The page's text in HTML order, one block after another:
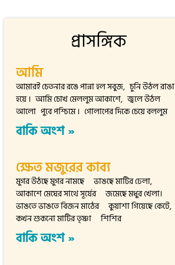
প্রাসঙ্গিক
আমি
আমারই চেতনার রঙে পান্না হল সবুজ, চুনি উঠল রাঙা
হয়ে । আমি চোখ মেললুম আকাশে, জ্বলে উঠল
আলো পুবে পশ্চিমে । গোলাপের দিকে চেয়ে বললুম
বাকি অংশ »
ক্ষেত মজুরের কাব্য
মুগর উঠছে মুগর নামছে ভাঙছে মাটির ঢেলা,
আকাশে মেঘের সাথে সূর্যের জমেছে মধুর খেলা।
ভাঙতে ভাঙতে বিজন মাঠের কুয়াশা গিয়েছে কেটে,
কখন শুকনো মাটির তৃষ্ণা শিশির
বাকি অংশ »